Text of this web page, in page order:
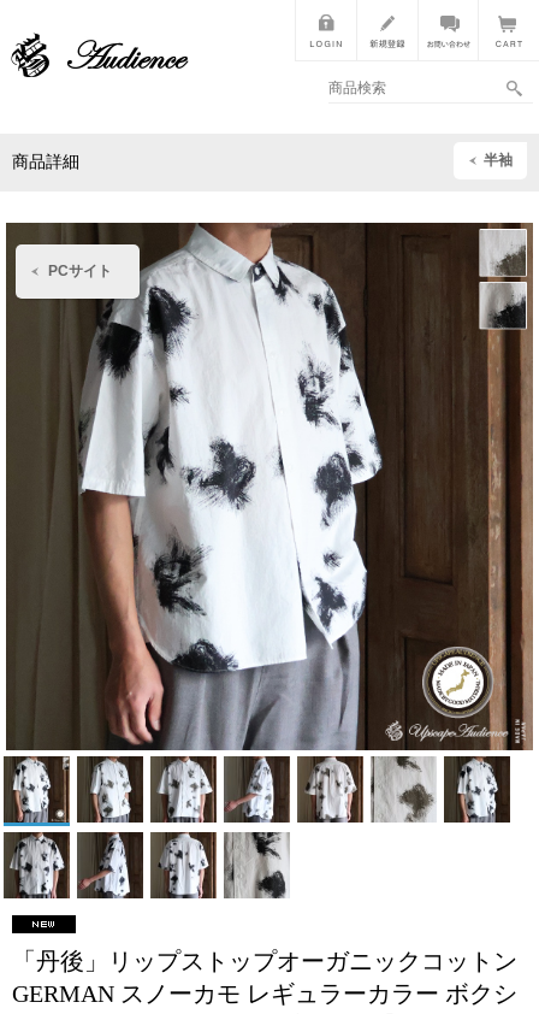
PCサイト
商品詳細 半袖
「丹後」リップストップオーガニックコットン
GERMAN スノーカモ レギュラーカラー ボクシ